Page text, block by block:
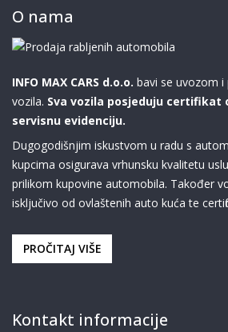
O nama
INFO MAX CARS d.o.o. bavi se uvozom
vozila. Sva vozila posjeduju certifikat
servisnu evidenciju.
Dugogodišnjim iskustvom u radu s
kupcima osigurava vrhunsku kvalitetu
prilikom kupovine automobila. Također
isključivo od ovlaštenih auto kuća te
PROČITAJ VIŠE
Kontakt informacije